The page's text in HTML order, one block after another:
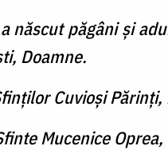
născut păgâni şi
Doamne.
Cuvioşi
Mucenice